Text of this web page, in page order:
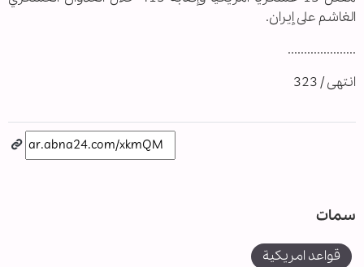
الغاشم على إيران.
.....................
انتهى / 323
سمات
قواعد امريكية